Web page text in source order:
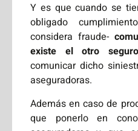
Y es que cuando se
obligado
considera fraude-
existe el otro seguro
comunicar dicho
aseguradoras.
Además en caso de
que ponerlo en